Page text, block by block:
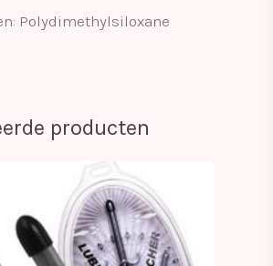
Polydimethylsiloxane
producten